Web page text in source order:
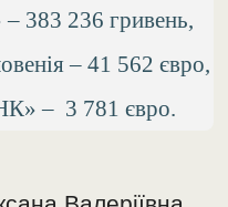
236 гривень,
– 41 562 євро,
– 3 781 євро.